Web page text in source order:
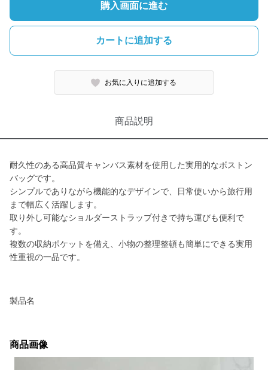
購入画面に進む
カートに追加する
お気に入りに追加する
商品説明
耐久性のある高品質キャンバス素材を使用した実用的なボストン
バッグです。
シンプルでありながら機能的なデザインで、日常使いから旅行用
まで幅広く活躍します。
取り外し可能なショルダーストラップ付きで持ち運びも便利で
す。
複数の収納ポケットを備え、小物の整理整頓も簡単にできる実用
性重視の一品です。
製品名
商品画像